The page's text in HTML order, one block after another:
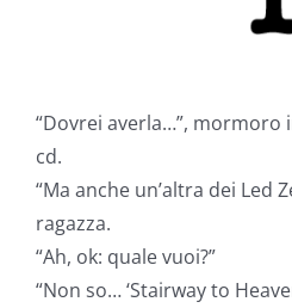
“Dovrei averla…”, mormoro
cd.
“Ma anche un’altra dei Led
ragazza.
“Ah, ok: quale vuoi?”
“Non so… ‘Stairway to